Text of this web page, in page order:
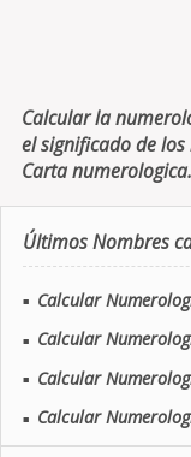
Calcular la
el significado de
Carta numerologica.
Últimos Nombres
■ Calcular
■ Calcular
■ Calcular
■ Calcular